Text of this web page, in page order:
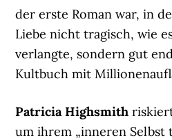
der erste Roman war, in
Liebe nicht tragisch, wie
verlangte, sondern gut
Kultbuch mit
Patricia Highsmith
um ihrem „inneren Selbst